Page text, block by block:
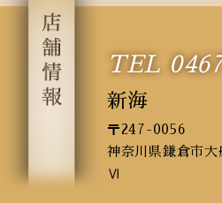
2021年1月
2020年11
2020年7月
TEL
新海
〒247-0056
神奈川県鎌倉市
Ⅵ